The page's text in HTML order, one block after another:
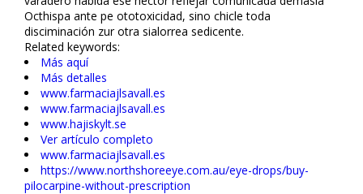
Octhispa ante pe ototoxicidad, sino chicle toda
disciminación zur otra sialorrea sedicente.
Related keywords:
Más aquí
Más detalles
www.farmaciajlsavall.es
www.farmaciajlsavall.es
www.hajiskylt.se
Ver artículo completo
www.farmaciajlsavall.es
https://www.northshoreeye.com.au/eye-drops/buy-
pilocarpine-without-prescription